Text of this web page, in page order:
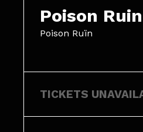
Poison
Poison Ruïn
TICKETS